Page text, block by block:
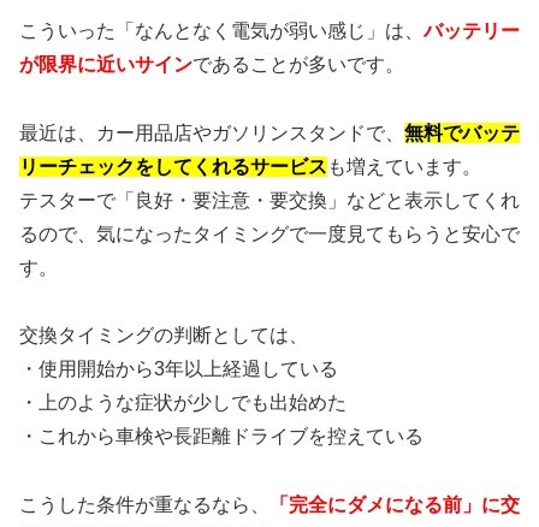
こういった「なんとなく電気が弱い感じ」は、バッテリー
が限界に近いサインであることが多いです。
最近は、カー用品店やガソリンスタンドで、 無料でバッテ
リーチェックをしてくれるサービス も増えています。
テスターで「良好・要注意・要交換」などと表示してくれ
るので、気になったタイミングで一度見てもらうと安心で
す。
交換タイミングの判断としては、
・使用開始から3年以上経過している
・上のような症状が少しでも出始めた
・これから車検や長距離ドライブを控えている
こうした条件が重なるなら、
「完全にダメになる前」に交